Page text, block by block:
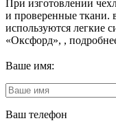
При изготовлении
и проверенные ткани.
используются легкие
«Оксфорд», ,
Ваше имя:
Ваш телефон